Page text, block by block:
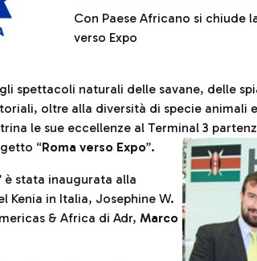
Con Paese Africano si chiude
verso Expo
spettacoli naturali delle savane, delle
oltre alla diversità di specie animali
le sue eccellenze al Terminal 3
“Roma verso Expo”.
è stata inaugurata alla
Kenia in Italia, Josephine W.
& Africa di Adr, Marco